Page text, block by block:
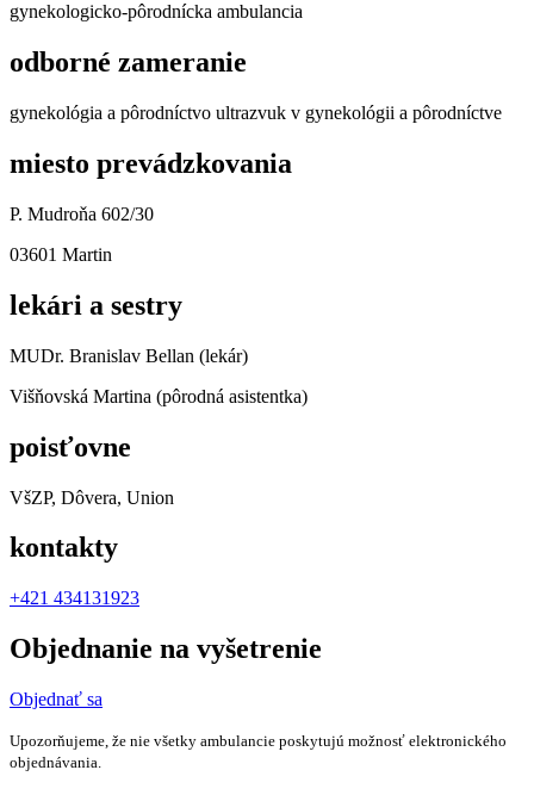
gynekologicko-pôrodnícka ambulancia
odborné zameranie
gynekológia a pôrodníctvo ultrazvuk v gynekológii a pôrodníctve
miesto prevádzkovania
P. Mudroňa 602/30
03601 Martin
lekári a sestry
MUDr. Branislav Bellan (lekár)
Višňovská Martina (pôrodná asistentka)
poisťovne
VšZP, Dôvera, Union
kontakty
+421 434131923
Objednanie na vyšetrenie
Objednať sa
Upozorňujeme, že nie všetky ambulancie poskytujú možnosť elektronického
objednávania.